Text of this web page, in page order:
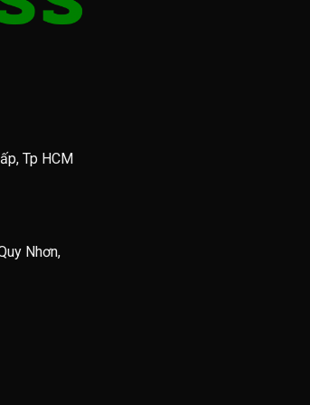
Tp HCM
Nhơn,